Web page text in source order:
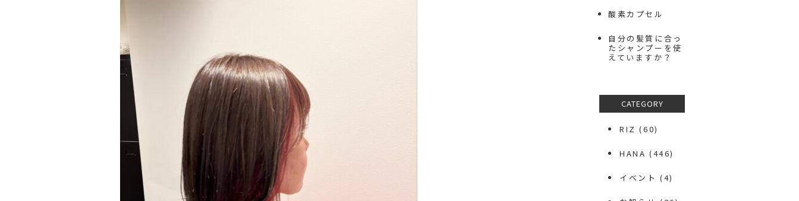
酸素カプセル
自分の髪質に合っ
たシャンプーを使
えていますか？
CATEGORY
RIZ (60)
HANA (446)
イベント (4)